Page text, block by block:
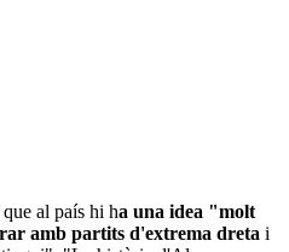
al país hi ha una idea "molt
amb partits d'extrema dreta i